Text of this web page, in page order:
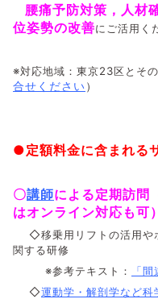
腰痛予防対策， 人材
位姿勢の改善にご活用く
※対応地域：東京23区とそ
合せください）
●定額料金に含まれる
〇講師による定期訪問
はオンライン対応も可）
◇移乗用リフトの活用や
関する研修
※参考テキスト：
「
◇運動学・解剖学など